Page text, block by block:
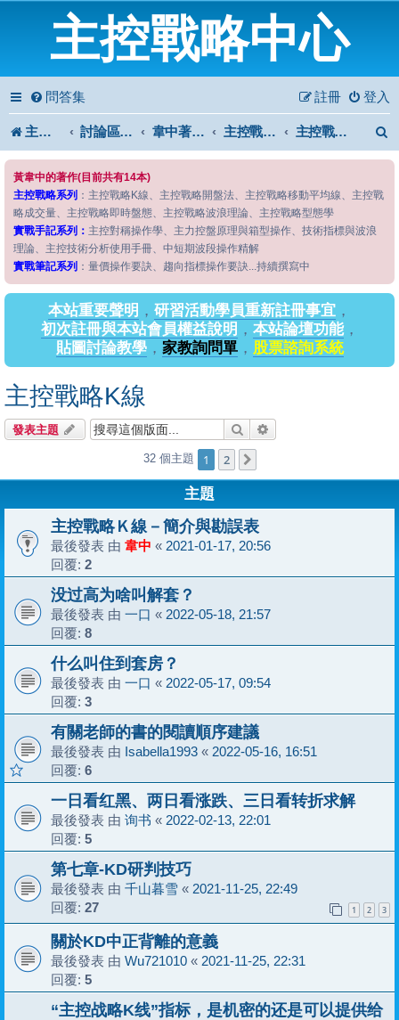
主控戰略中心
問答集 登入
註冊
主控戰略中心 討論區首頁 韋中著作問答區 主控戰略系列 主控戰略K線
黃韋中的著作(目前共有14本)
主控戰略系列 ：主控戰略K線、主控戰略開盤法、主控戰略移動平均線、主控戰
略成交量、主控戰略即時盤態、主控戰略波浪理論、主控戰略型態學
實戰手記系列： 主控對稱操作學、主力控盤原理與箱型操作、技術指標與波浪
理論、主控技術分析使用手冊、中短期波段操作精解
實戰筆記系列 ：量價操作要訣、趨向指標操作要訣...持續撰寫中
本站重要聲明 ， 研習活動學員重新註冊事宜 ，
初次註冊與本站會員權益說明 ， 本站論壇功能，
貼圖討論教學， 家教詢問單， 股票諮詢系統
主控戰略K線
發表主題 搜尋
32 個主題 1 2
主題
主控戰略Ｋ線－簡介與勘誤表
最後發表 由 韋中 « 2021-01-17, 20:56
回覆: 2
没过高为啥叫解套？
最後發表 由 一口 « 2022-05-18, 21:57
回覆: 8
什么叫住到套房？
最後發表 由 一口 « 2022-05-17, 09:54
回覆: 3
有關老師的書的閱讀順序建議
最後發表 由 Isabella1993 « 2022-05-16, 16:51
回覆: 6
一日看红黑、两日看涨跌、三日看转折求解
最後發表 由 询书 « 2022-02-13, 22:01
回覆: 5
第七章-KD研判技巧
最後發表 由 千山暮雪 « 2021-11-25, 22:49
回覆: 27 1 2 3
關於KD中正背離的意義
最後發表 由 Wu721010 « 2021-11-25, 22:31
回覆: 5
“主控战略K线”指标，是机密的还是可以提供给